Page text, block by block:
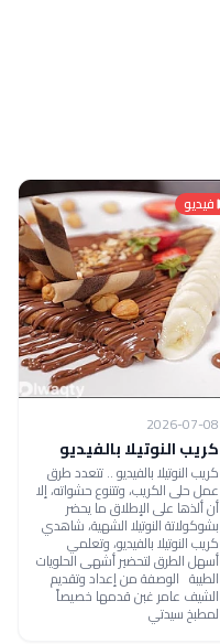
فيديو
2026-07-08
كريب النوتيلا بالفيديو
كريب النوتيلا بالفيديو .. تتعدد طرق
عمل حلى الكريب، وتتنوع حشواته، إلا
أن ألذها على الإطلاق ما يحضر
بشوكولاتة النوتيلا الشهية، شاهدي
كريب النوتيلا بالفيديو، وتعلمي
أسهل الطرق لتحضير أشهى الحلويات
الطيبة الوصفة من إعداد وتقديم
الشيف عامر غبن قدمها خصيصاً
لمطبخ سيدتي